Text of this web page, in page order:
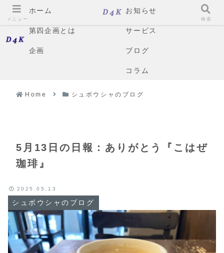
ホーム
お知らせ
第四企画とは
サービス
企画
ブログ
コラム
Home シュボウシャのブログ
5月13日の日報：ありがとう『こはぜ
珈琲』
シュボウシャのブログ
2025.05.13
メニュー 検索